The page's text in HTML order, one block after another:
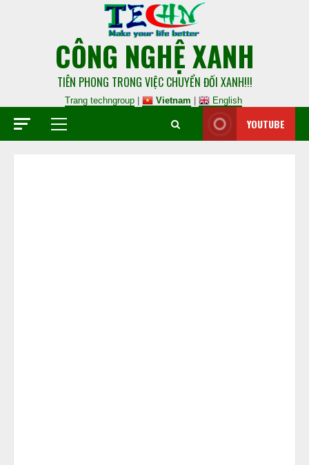
CÔNG NGHỆ XANH
TIÊN PHONG TRONG VIỆC CHUYỂN ĐỐI XANH!!!
Trang techngroup| Vietnam English
YOUTUBE